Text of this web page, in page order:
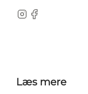
Instagram
Facebook
Læs mere